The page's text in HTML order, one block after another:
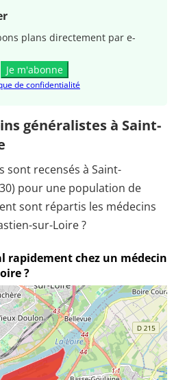
plans directement par e-
Je m'abonne
de confidentialité
généralistes à Saint-
sont recensés à Saint-
pour une population de
sont répartis les médecins
sur-Loire ?
rapidement chez un médecin
?